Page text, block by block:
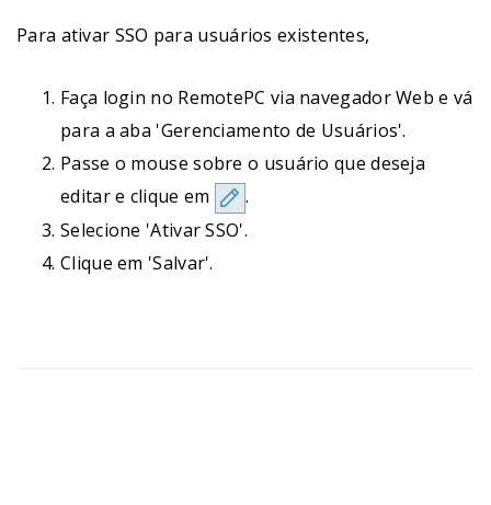
Para ativar SSO para usuários existentes,
Faça login no RemotePC via navegador Web e vá
para a aba 'Gerenciamento de Usuários'.
Passe o mouse sobre o usuário que deseja
editar e clique em
.
Selecione 'Ativar SSO'.
Clique em 'Salvar'.